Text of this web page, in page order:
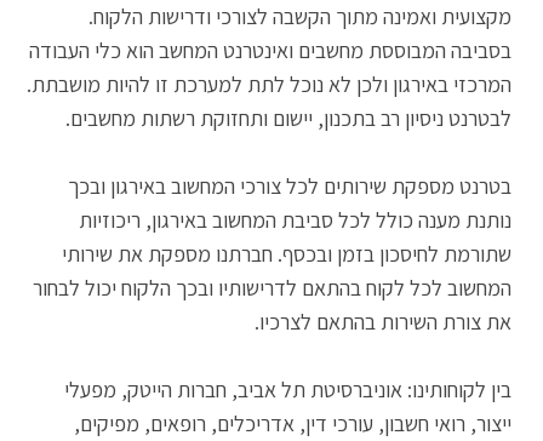
מקצועית ואמינה מתוך הקשבה לצורכי ודרישות הלקוח.
בסביבה המבוססת מחשבים ואינטרנט המחשב הוא כלי העבודה
המרכזי באירגון ולכן לא נוכל לתת למערכת זו להיות מושבתת.
לבטרנט ניסיון רב בתכנון, יישום ותחזוקת רשתות מחשבים.
בטרנט מספקת שירותים לכל צורכי המחשוב באירגון ובכך
נותנת מענה כולל לכל סביבת המחשוב באירגון, ריכוזיות
שתורמת לחיסכון בזמן ובכסף. חברתנו מספקת את שירותי
המחשוב לכל לקוח בהתאם לדרישותיו ובכך הלקוח יכול לבחור
את צורת השירות בהתאם לצרכיו.
בין לקוחותינו: אוניברסיטת תל אביב, חברות הייטק, מפעלי
ייצור, רואי חשבון, עורכי דין, אדריכלים, ​רופאים, מפיקים,